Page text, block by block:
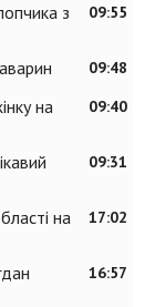
09:55
з
09:48
09:40
на
09:31
17:02
на
16:57